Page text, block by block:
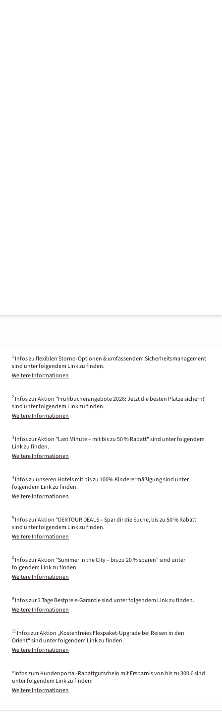
1 Infos zu flexiblen Storno-Optionen & umfassendem Sicherheitsmanagement
sind unter folgendem Link zu finden.
Weitere Informationen
2 Infos zur Aktion "Frühbucherangebote 2026: Jetzt die besten Plätze sichern!"
sind unter folgendem Link zu finden.
Weitere Informationen
3 Infos zur Aktion "Last Minute – mit bis zu 50 % Rabatt" sind unter folgendem
Link zu finden.
Weitere Informationen
4 Infos zu unseren Hotels mit bis zu 100% Kinderermäßigung sind unter
folgendem Link zu finden.
Weitere Informationen
5 Infos zur Aktion "DERTOUR DEALS – Spar dir die Suche, bis zu 50 % Rabatt"
sind unter folgendem Link zu finden.
Weitere Informationen
6 Infos zur Aktion "Summer in the City – bis zu 20 % sparen" sind unter
folgendem Link zu finden.
Weitere Informationen
9 Infos zur 3 Tage Bestpreis-Garantie sind unter folgendem Link zu finden.
Weitere Informationen
11 Infos zur Aktion „Kostenfreies Flexpaket-Upgrade bei Reisen in den
Orient“ sind unter folgendem Link zu finden:
Weitere Informationen
*Infos zum Kundenportal-Rabattgutschein mit Ersparnis von bis zu 300 € sind
unter folgendem Link zu finden:
Weitere Informationen